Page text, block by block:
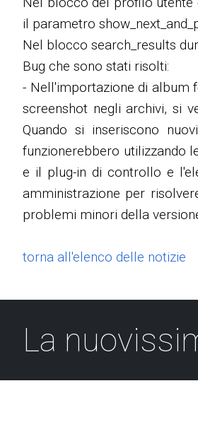
il parametro
Nel blocco search_results
Bug che sono stati risolti:
- Nell'importazione di album
screenshot negli archivi, si
Quando si inseriscono
funzionerebbero utilizzando
e il plug-in di controllo e
amministrazione per
problemi minori della
torna all'elenco delle notizie
La